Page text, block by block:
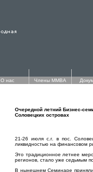
О нас Члены ММВА
Очередной летний Бизнес-
Соловецких островах
21-26 июля с.г. в пос.
ликвидностью на финансовом
Это традиционное летнее
регионов, стало уже седьмым
В нынешнем Семинаре приняли